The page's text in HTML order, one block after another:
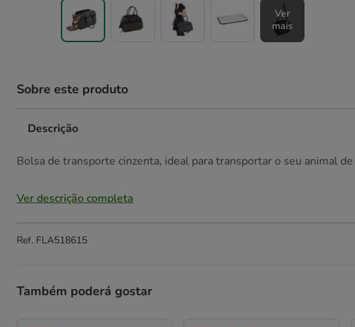
Ver
mais
Sobre este produto
Descrição
Bolsa de transporte cinzenta, ideal para transportar o seu animal
Ver descrição completa
Ref. FLA518615
Também poderá gostar